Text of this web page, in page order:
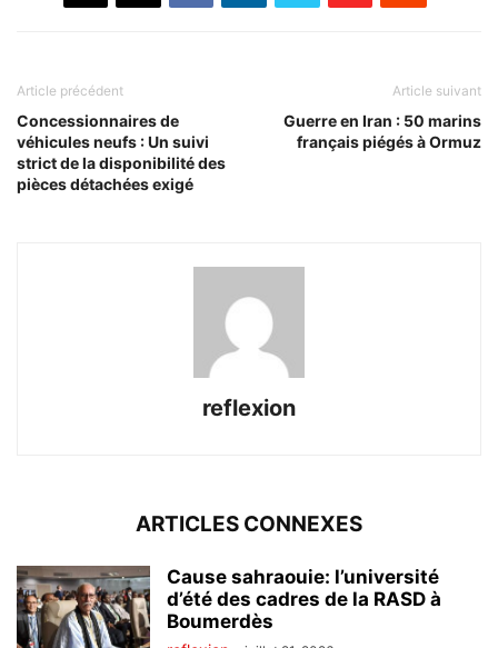
Article précédent
Concessionnaires de
véhicules neufs : Un suivi
strict de la disponibilité des
pièces détachées exigé
Article suivant
Guerre en Iran : 50 marins
français piégés à Ormuz
reflexion
ARTICLES CONNEXES
Cause sahraouie: l’université
d’été des cadres de la RASD à
Boumerdès